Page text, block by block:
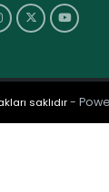
saklıdır-